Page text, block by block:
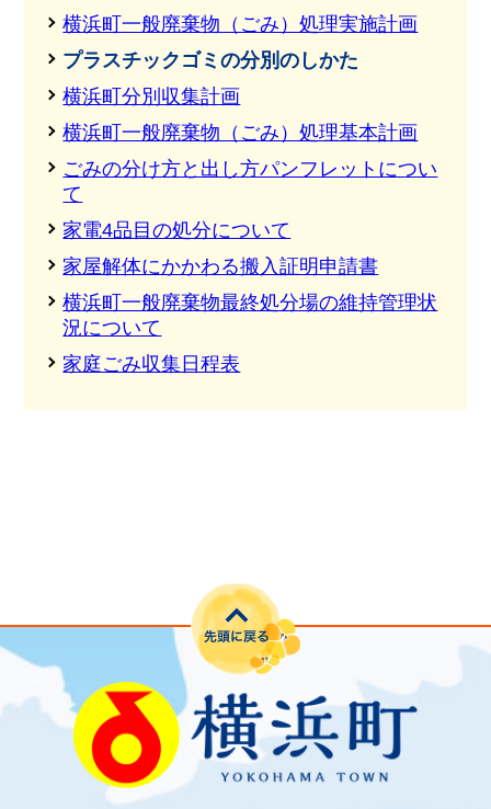
横浜町一般廃棄物（ごみ）処理実施計画
プラスチックゴミの分別のしかた
横浜町分別収集計画
横浜町一般廃棄物（ごみ）処理基本計画
ごみの分け方と出し方パンフレットについ
て
家電4品目の処分について
家屋解体にかかわる搬入証明申請書
横浜町一般廃棄物最終処分場の維持管理状
況について
家庭ごみ収集日程表